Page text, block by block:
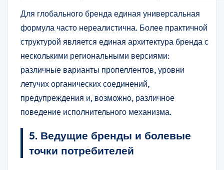
Для глобального бренда единая универсальная
формула часто нереалистична. Более практичной
структурой является единая архитектура бренда с
несколькими региональными версиями:
различные варианты пропеллентов, уровни
летучих органических соединений,
предупреждения и, возможно, различное
поведение исполнительного механизма.
5. Ведущие бренды и болевые
точки потребителей